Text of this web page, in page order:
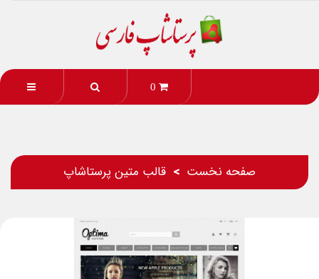
0
صفحه نخست قالب متین پرستاشاپ